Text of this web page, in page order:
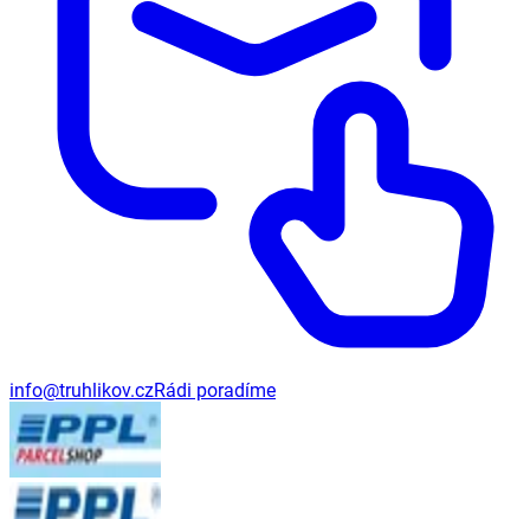
info@truhlikov.czRádi poradíme